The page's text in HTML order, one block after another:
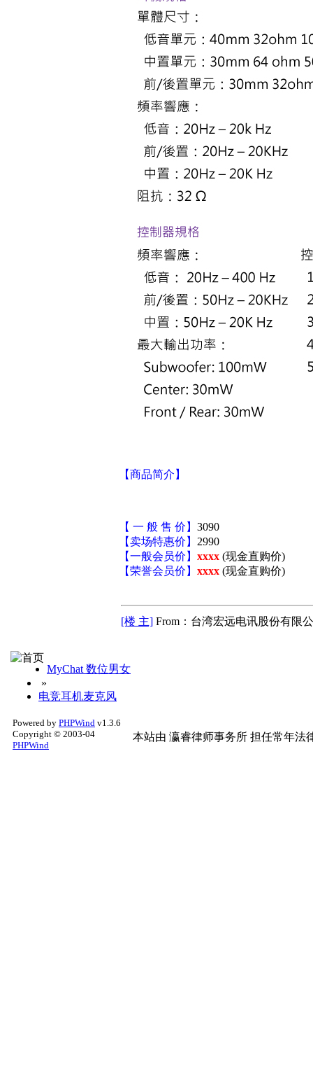
【商品简介】
【 一 般 售 价】 3090
【卖场特惠价】 2990
【一般会员价】 xxxx (现金直购价)
【荣誉会员价】 xxxx (现金直购价)
[楼 主] From：台湾宏远电讯股份有限
MyChat 数位男女
»
电竞耳机麦克风
Powered by PHPWind v1.3.6
Copyright © 2003-04
PHPWind
本站由 瀛睿律师事务所 担任常年法